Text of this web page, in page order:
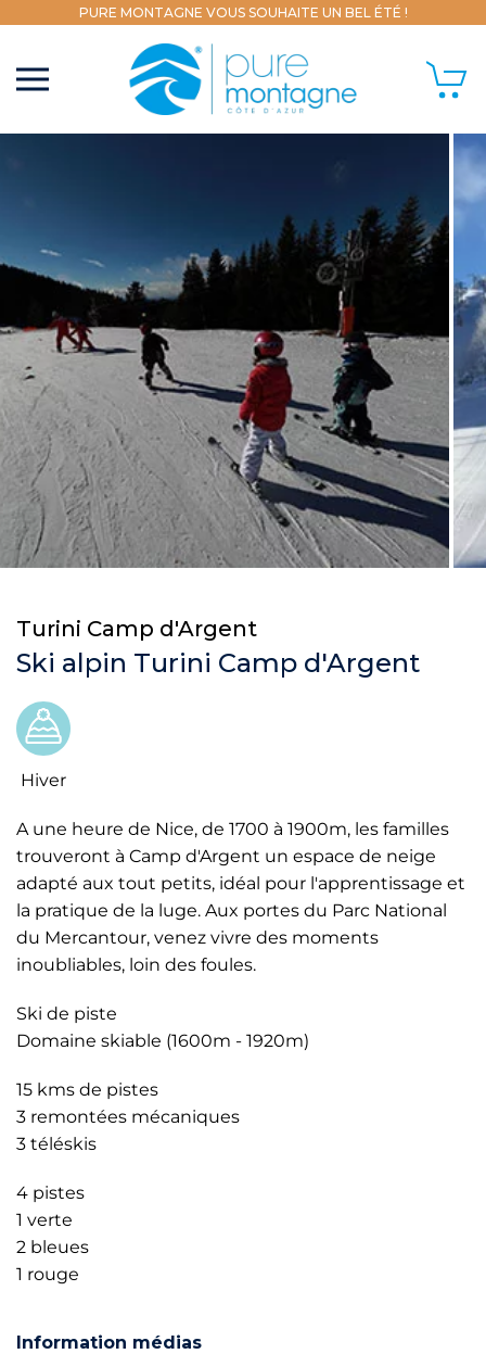
PURE MONTAGNE VOUS SOUHAITE UN BEL ÉTÉ !
Turini Camp d'Argent
Ski alpin Turini Camp d'Argent
Hiver
A une heure de Nice, de 1700 à 1900m, les familles
trouveront à Camp d'Argent un espace de neige
adapté aux tout petits, idéal pour l'apprentissage et
la pratique de la luge. Aux portes du Parc National
du Mercantour, venez vivre des moments
inoubliables, loin des foules.
Ski de piste
Domaine skiable (1600m - 1920m)
15 kms de pistes
3 remontées mécaniques
3 téléskis
4 pistes
1 verte
2 bleues
1 rouge
Information médias